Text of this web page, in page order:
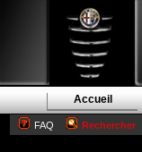
Accueil
FAQ Rechercher